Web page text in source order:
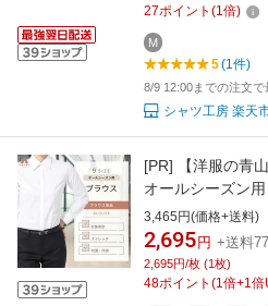
27ポイント (1倍)
M
5(1件)
8/9 12:00までの注文で
シャツ工房 楽天
[PR]
【洋服の青
オールシーズン
ーカラー 女性 シ
ッチ 抗菌 防臭
ネス 事務服 春夏
ャツ 事務服 女性
3,465円(価格+送料)
2,695 円 +送料
2,695円/枚 (1枚)
48ポイント (1倍+1倍